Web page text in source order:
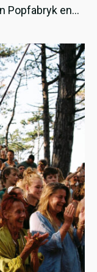
Popfabryk en